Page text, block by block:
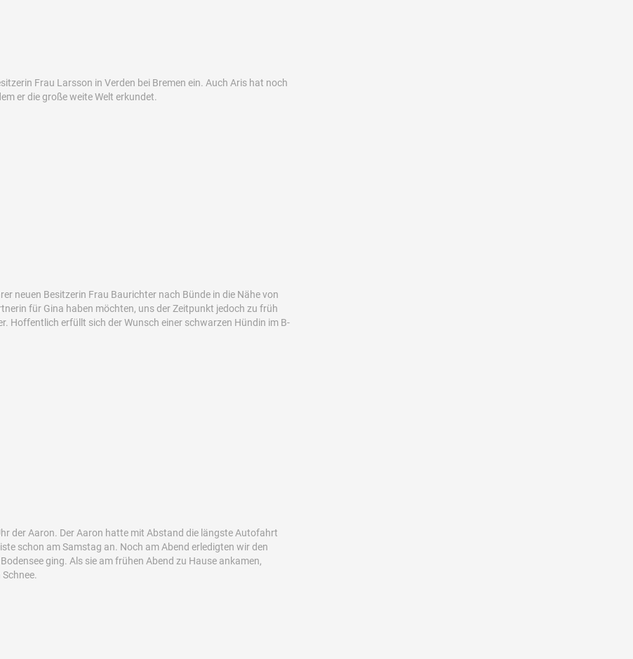
Frau Larsson in Verden bei Bremen ein. Auch Aris hat noch
er die große weite Welt erkundet.
neuen Besitzerin Frau Baurichter nach Bünde in die Nähe von
für Gina haben möchten, uns der Zeitpunkt jedoch zu früh
Hoffentlich erfüllt sich der Wunsch einer schwarzen Hündin im B-
der Aaron. Der Aaron hatte mit Abstand die längste Autofahrt
schon am Samstag an. Noch am Abend erledigten wir den
ging. Als sie am frühen Abend zu Hause ankamen,